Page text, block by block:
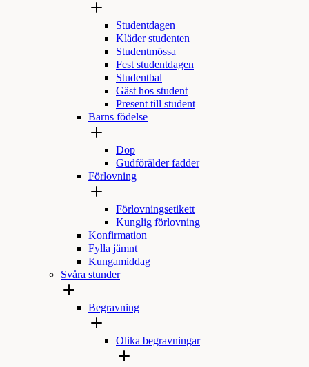
Studentdagen
Kläder studenten
Studentmössa
Fest studentdagen
Studentbal
Gäst hos student
Present till student
Barns födelse
Dop
Gudförälder fadder
Förlovning
Förlovningsetikett
Kunglig förlovning
Konfirmation
Fylla jämnt
Kungamiddag
Svåra stunder
Begravning
Olika begravningar